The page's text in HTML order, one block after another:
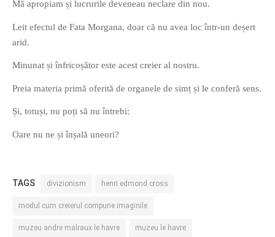
Mă apropiam și lucrurile deveneau neclare din nou.
Leit efectul de Fata Morgana, doar că nu avea loc într-un deșert
arid.
Minunat și înfricoșător este acest creier al nostru.
Preia materia primă oferită de organele de simț și le conferă sens.
Și, totuși, nu poți să nu întrebi:
Oare nu ne și înșală uneori?
TAGS divizionism henri edmond cross
modul cum creierul compune imaginile
muzeu andre malraux le havre muzeu le havre